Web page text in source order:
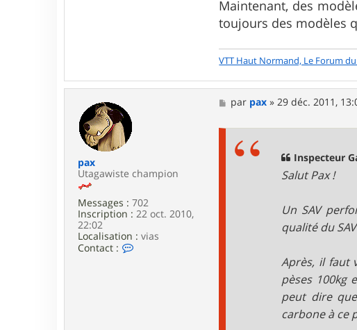
Maintenant, des
toujours des modèles
VTT Haut Normand, Le Forum
pax
Utagawiste champion
Messages : 702
Inscription : 22 oct. 2010,
22:02
Localisation : vias
Contact :
M
e
par pax » 29 déc. 2011,
Inspecteur
Salut Pax !
Un SAV
qualité du
Après, il faut
pèses 100kg
peut dire
carbone à ce